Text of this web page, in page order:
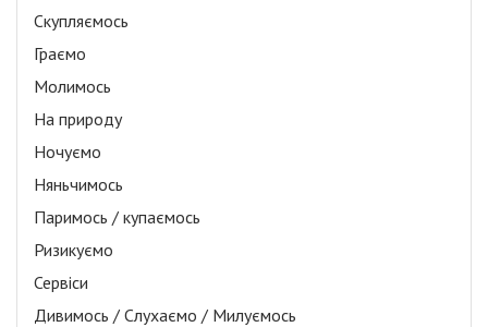
Скупляємось
Граємо
Молимось
На природу
Ночуємо
Няньчимось
Паримось / купаємось
Ризикуємо
Сервіси
Дивимось / Слухаємо / Милуємось